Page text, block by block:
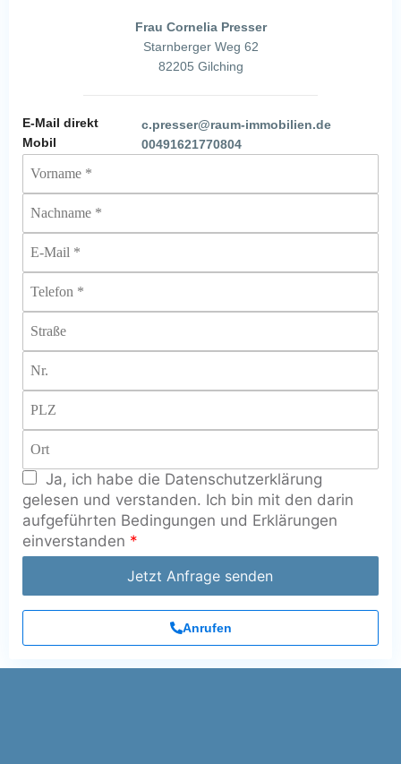
Frau Cornelia Presser
Starnberger Weg 62
82205 Gilching
E-Mail direkt
c.presser@raum-immobilien.de
Mobil
00491621770804
Ja, ich habe die Datenschutzerklärung
gelesen und verstanden. Ich bin mit den darin
aufgeführten Bedingungen und Erklärungen
einverstanden *
Jetzt Anfrage senden
Anrufen